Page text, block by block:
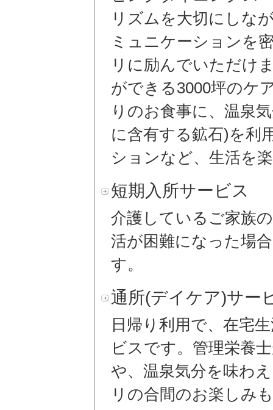
リズムを大切にしな
ミュニケーションを
リに励んでいただけ
ができる3000坪のケ
りのお食事に、温泉
に含有する鉱石)を利
ションなど、生活を
短期入所サービス
介護しているご家族
活が困難になった場
す。
通所(デイケア)サー
日帰り利用で、在宅
ビスです。管理栄養
や、温泉気分を味わ
リの合間のお楽しみ